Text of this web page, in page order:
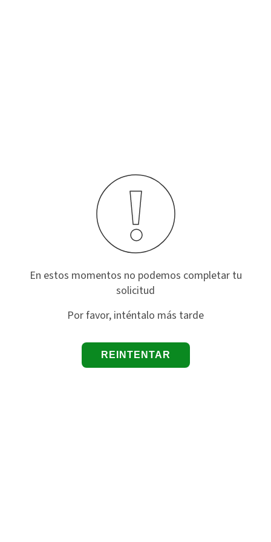
En estos momentos no podemos completar tu
solicitud
Por favor, inténtalo más tarde
REINTENTAR